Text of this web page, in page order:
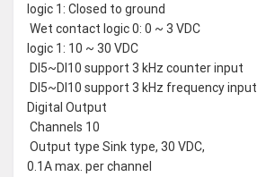
logic 1: Closed to ground
 Wet contact logic 0: 0 ~ 3 VDC
logic 1: 10 ~ 30 VDC
 DI5~DI10 support 3 kHz counter input
 DI5~DI10 support 3 kHz frequency input
Digital Output
 Channels 10
 Output type Sink type, 30 VDC,
0.1A max. per channel